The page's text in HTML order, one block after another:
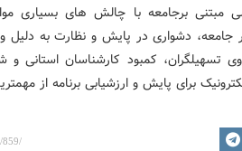
مبتنی برجامعه با چالش های بسیاری
جامعه، دشواری در پایش و نظارت به
۱۹، کاهش نیروی تسهیلگران، کمبود کارشناسان
برای پایش و ارزشیابی برنامه از